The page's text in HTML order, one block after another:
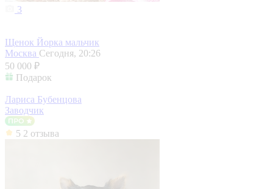
3
Щенок Йорка мальчик
Москва Сегодня, 20:26
50 000 ₽
Подарок
Лариса Бубенцова
Заводчик
5 2 отзыва